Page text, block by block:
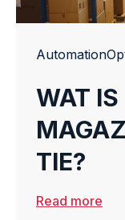
Automation
WAT IS
TIE?
Read more